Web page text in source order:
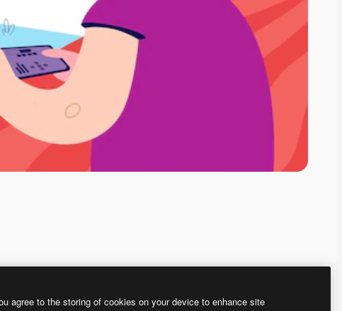
agree to the storing of cookies on your device to enhance site